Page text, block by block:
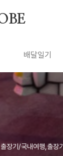
배달일기
장기/국내여행,출장기